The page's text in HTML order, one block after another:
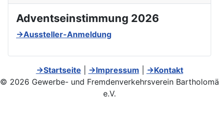
Adventseinstimmung 2026
→Aussteller-Anmeldung
→Startseite →Impressum
→Kontakt
© 2026 Gewerbe- und Fremdenverkehrsverein Bartholomä
e.V.